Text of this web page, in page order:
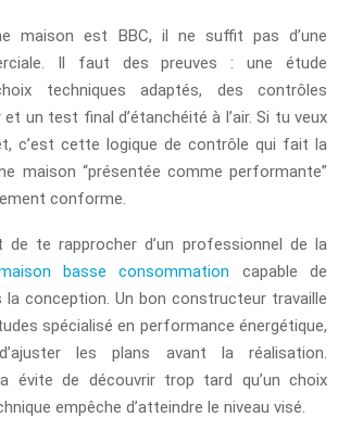
maison est BBC, il ne suffit pas d’une
Il faut des preuves : une étude
techniques adaptés, des contrôles
un test final d’étanchéité à l’air. Si tu veux
c’est cette logique de contrôle qui fait la
maison “présentée comme performante”
conforme.
te rapprocher d’un professionnel de la
basse consommation capable de
la conception. Un bon constructeur travaille
spécialisé en performance énergétique,
les plans avant la réalisation.
évite de découvrir trop tard qu’un choix
empêche d’atteindre le niveau visé.